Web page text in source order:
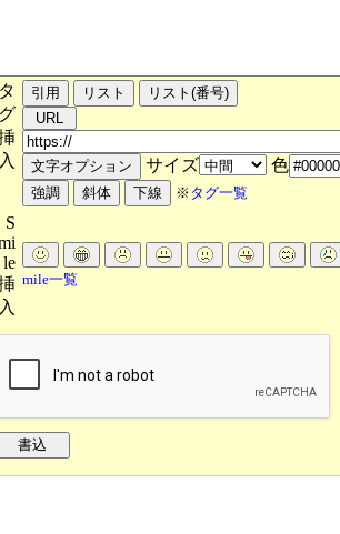
タ
グ
入
サイズ 色
※ タグ一覧
S
le
入
mile一覧